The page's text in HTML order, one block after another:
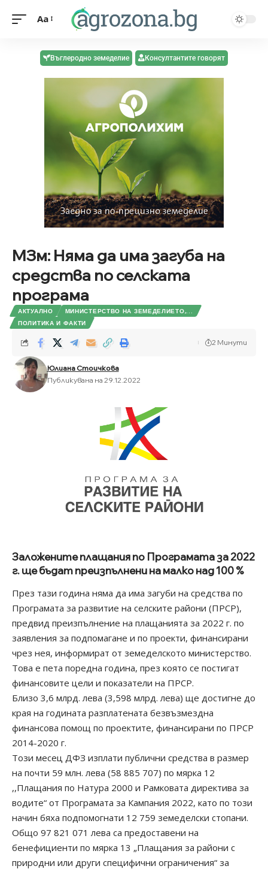
Aa
Въглеродно земеделие Консултантите говорят
МЗм: Няма да има загуба на
средства по селската
програма
АКТУАЛНО
МИНИСТЕРСТВО НА ЗЕМЕДЕЛИЕТО,...
ПОЛИТИКА И ФАКТИ
Юлиана Стоичкова
Публикувана на 29.12.2022
2 Минути
Заложените плащания по Програмата за 2022
г. ще бъдат преизпълнени на малко над 100 %
През тази година няма да има загуби на средства по
Програмата за развитие на селските райони (ПРСР),
предвид преизпълнение на плащанията за 2022 г. по
заявления за подпомагане и по проекти, финансирани
чрез нея, информират от земеделското министерство.
Това е пета поредна година, през която се постигат
финансовите цели и показатели на ПРСР.
Близо 3,6 млрд. лева (3,598 млрд. лева) ще достигне до
края на годината разплатената безвъзмездна
финансова помощ по проектите, финансирани по ПРСР
2014-2020 г.
Този месец ДФЗ изплати публични средства в размер
на почти 59 млн. лева (58 885 707) по мярка 12
,,Плащания по Натура 2000 и Рамковата директива за
водите“ от Програмата за Кампания 2022, като по този
начин бяха подпомогнати 12 759 земеделски стопани.
Общо 97 821 071 лева са предоставени на
бенефициенти по мярка 13 „Плащания за райони с
природни или други специфични ограничения“ за